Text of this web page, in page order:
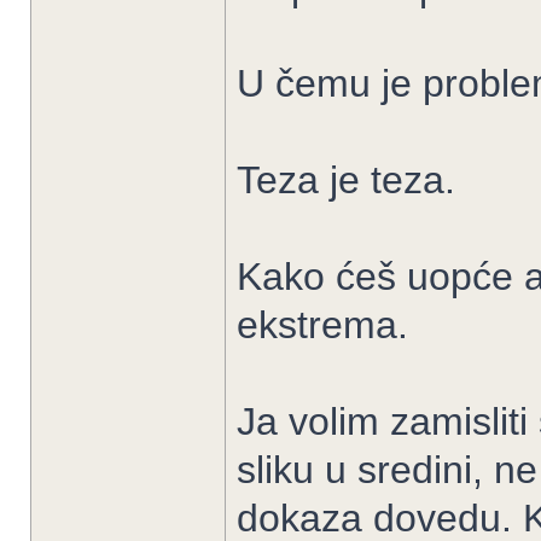
U čemu je
Teza je teza.
Kako ćeš uopće
ekstrema.
Ja volim
sliku u sredini,
dokaza dovedu.